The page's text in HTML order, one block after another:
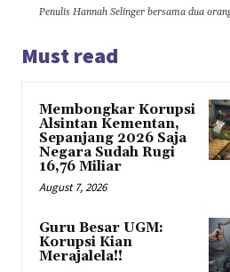
Penulis Hannah Selinger bersama dua
Must read
Membongkar Korupsi
Alsintan Kementan,
Sepanjang 2026 Saja
Negara Sudah Rugi
16,76 Miliar
August 7, 2026
Guru Besar UGM:
Korupsi Kian
Merajalela!!